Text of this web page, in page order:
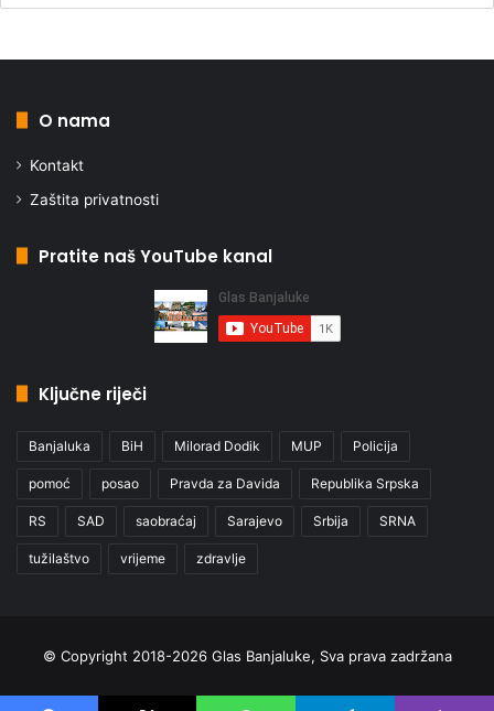
O nama
Kontakt
Zaštita privatnosti
Pratite naš YouTube kanal
Ključne riječi
Banjaluka BiH Milorad Dodik MUP Policija
pomoć posao Pravda za Davida Republika Srpska
RS SAD saobraćaj Sarajevo Srbija SRNA
tužilaštvo vrijeme zdravlje
© Copyright 2018-2026 Glas Banjaluke, Sva prava zadržana